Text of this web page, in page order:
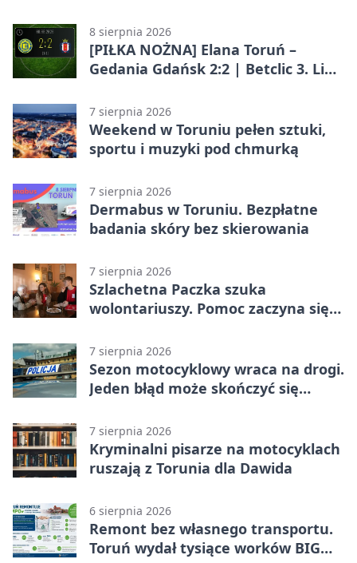
8 sierpnia 2026
[PIŁKA NOŻNA] Elana Toruń –
Gedania Gdańsk 2:2 | Betclic 3. Liga
7 sierpnia 2026
Weekend w Toruniu pełen sztuki,
sportu i muzyki pod chmurką
7 sierpnia 2026
Dermabus w Toruniu. Bezpłatne
badania skóry bez skierowania
7 sierpnia 2026
Szlachetna Paczka szuka
wolontariuszy. Pomoc zaczyna się
7 sierpnia 2026
Sezon motocyklowy wraca na drogi.
Jeden błąd może skończyć się
7 sierpnia 2026
Kryminalni pisarze na motocyklach
ruszają z Torunia dla Dawida
6 sierpnia 2026
Remont bez własnego transportu.
Toruń wydał tysiące worków BIG